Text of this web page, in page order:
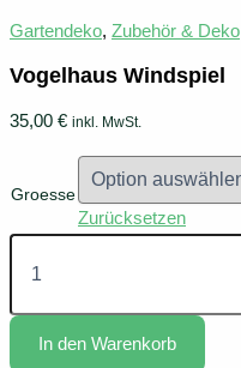
Gartendeko, Zubehör & Deko
Vogelhaus Windspiel
35,00 € inkl. MwSt.
Groesse
Zurücksetzen
Vogelhaus
Windspiel
In den Warenkorb